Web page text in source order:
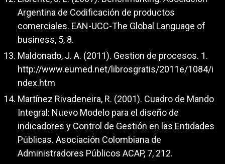
Argentina de Codificación de productos
comerciales. EAN-UCC-The Global Language of
business, 5, 8.
Maldonado, J. A. (2011). Gestion de procesos. 1.
http://www.eumed.net/librosgratis/2011e/1084/i
ndex.htm
Martínez Rivadeneira, R. (2001). Cuadro de Mando
Integral: Nuevo Modelo para el diseño de
indicadores y Control de Gestión en las Entidades
Públicas. Asociación Colombiana de
Administradores Públicos ACAP, 7, 212.